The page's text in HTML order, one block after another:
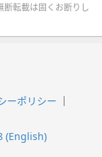
断転載は固くお断りし
ーポリシー
(English)